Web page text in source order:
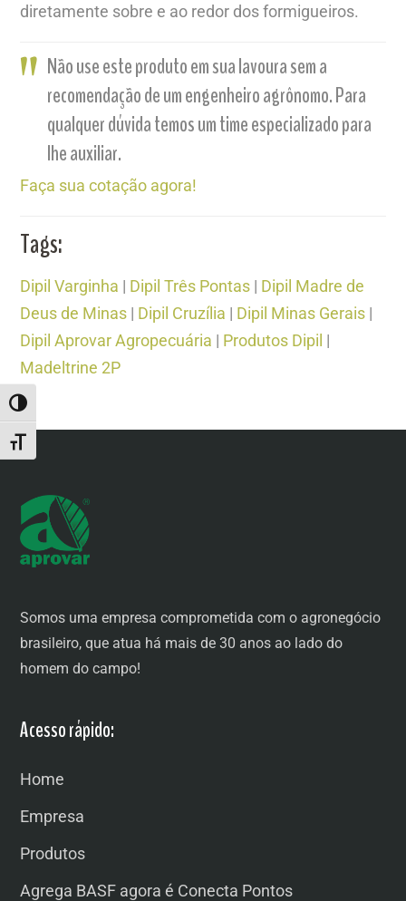
ALTERNAR ALTO CONTRASTE
ALTERNAR TAMANHO DA FONTE
diretamente sobre e ao redor dos formigueiros.
Não use este produto em sua lavoura sem a
recomendação de um engenheiro agrônomo. Para
qualquer dúvida temos um time especializado para
lhe auxiliar.
Faça sua cotação agora!
Tags:
Dipil Varginha | Dipil Três Pontas | Dipil Madre de
Deus de Minas | Dipil Cruzília | Dipil Minas Gerais |
Dipil Aprovar Agropecuária | Produtos Dipil |
Madeltrine 2P
Somos uma empresa comprometida com o agronegócio
brasileiro, que atua há mais de 30 anos ao lado do
homem do campo!
Acesso rápido:
Home
Empresa
Produtos
Agrega BASF agora é Conecta Pontos